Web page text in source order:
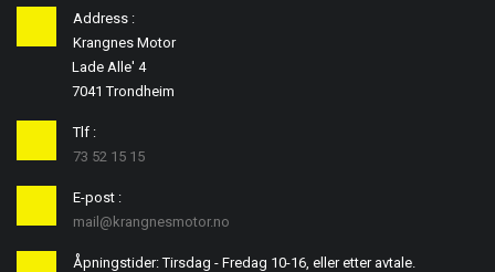
Address :
Krangnes Motor
Lade Alle' 4
7041 Trondheim
Tlf :
73 52 15 15
E-post :
mail@krangnesmotor.no
Åpningstider: Tirsdag - Fredag 10-16, eller etter avtale.